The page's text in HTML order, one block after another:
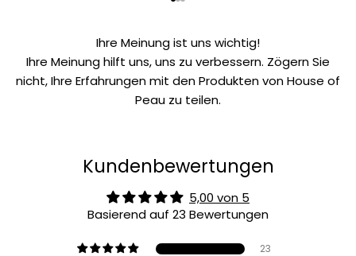
Ihre Meinung ist uns wichtig!
Ihre Meinung hilft uns, uns zu verbessern. Zögern Sie
nicht, Ihre Erfahrungen mit den Produkten von House of
Peau zu teilen.
Kundenbewertungen
5,00 von 5
Basierend auf 23 Bewertungen
23